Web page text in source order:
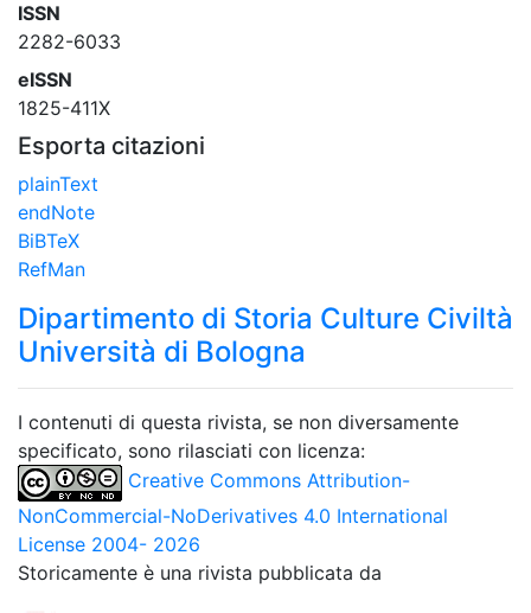
ISSN
2282-6033
eISSN
1825-411X
Esporta citazioni
plainText
endNote
BiBTeX
RefMan
Dipartimento di Storia Culture Civiltà
Università di Bologna
I contenuti di questa rivista, se non diversamente
specificato, sono rilasciati con licenza:
Creative Commons Attribution-
NonCommercial-NoDerivatives 4.0 International
License 2004- 2026
Storicamente è una rivista pubblicata da